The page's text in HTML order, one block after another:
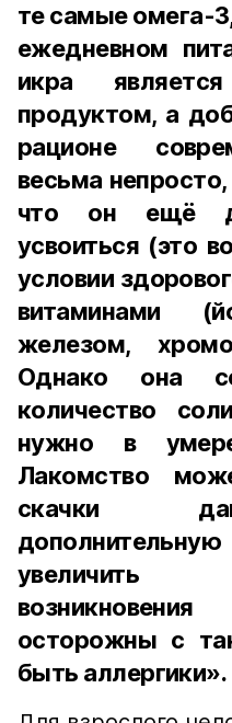
те самые омега-
ежедневном
икра
продуктом, а
рационе
весьма
что он ещё
усвоиться (это
условии
витаминами
железом,
Однако она
количество
нужно в
Лакомство
скачки
увеличить
осторожны с
быть аллергики».